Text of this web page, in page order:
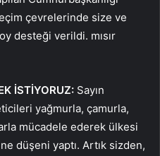
çevrelerinde size ve
desteği verildi. mısır
İSTİYORUZ: Sayın
yağmurla, çamurla,
mücadele ederek ülkesi
düşeni yaptı. Artık sizden,